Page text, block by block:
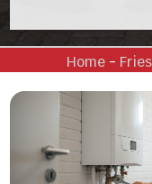
Home-